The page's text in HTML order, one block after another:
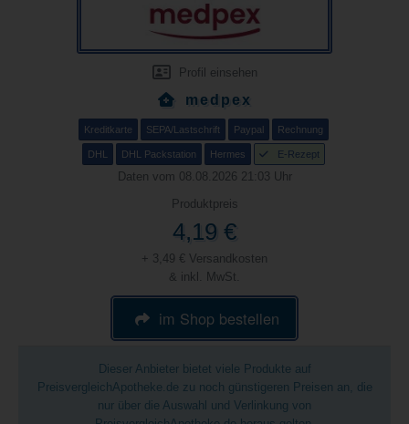
Profil einsehen
medpex
Kreditkarte SEPA/Lastschrift Paypal Rechnung
DHL DHL Packstation Hermes E-Rezept
Daten vom 08.08.2026 21:03 Uhr
Produktpreis
4,19 €
+ 3,49 € Versandkosten
& inkl. MwSt.
im Shop bestellen
Dieser Anbieter bietet viele Produkte auf
PreisvergleichApotheke.de zu noch günstigeren Preisen an, die
nur über die Auswahl und Verlinkung von